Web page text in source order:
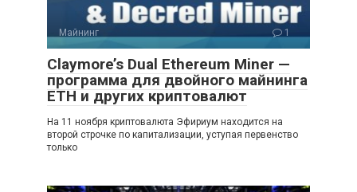
Майнинг 1
Claymore’s Dual Ethereum Miner —
программа для двойного майнинга
ETH и других криптовалют
На 11 ноября криптовалюта Эфириум находится на
второй строчке по капитализации, уступая первенство
только